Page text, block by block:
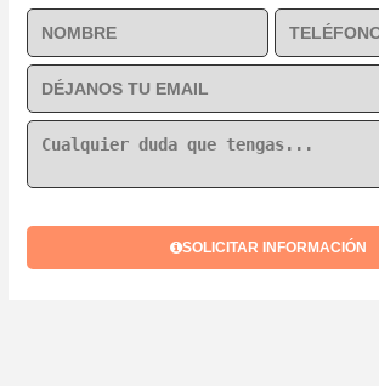
SOLICITAR INFORMACIÓN